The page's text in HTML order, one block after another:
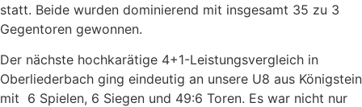
statt. Beide wurden dominierend mit insgesamt 35 zu 3
Gegentoren gewonnen.
Der nächste hochkarätige 4+1-Leistungsvergleich in
Oberliederbach ging eindeutig an unsere U8 aus Königstein
mit 6 Spielen, 6 Siegen und 49:6 Toren. Es war nicht nur